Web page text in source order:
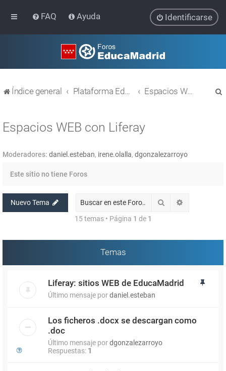
FAQ Ayuda Identificarse
Índice general Plataforma Educativa EducaMadrid Espacios WEB con Liferay
Espacios WEB con Liferay
Moderadores: daniel.esteban, irene.olalla, dgonzalezarroyo
Este sitio no tiene Foros
Nuevo Tema Buscar
15 temas • Página 1 de 1
Temas
Liferay: sitios WEB de EducaMadrid
Último mensaje pordaniel.esteban
Los ficheros .docx se descargan como
.doc
Último mensaje pordgonzalezarroyo
Respuestas: 1